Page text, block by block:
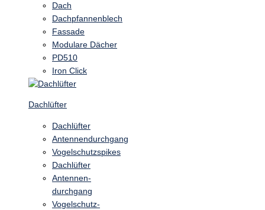
Dach
Dachpfannenblech
Fassade
Modulare Dächer
PD510
Iron Click
Dachlüfter
Dachlüfter
Antennendurchgang
Vogelschutzspikes
Dachlüfter
Antennen-
durchgang
Vogelschutz-